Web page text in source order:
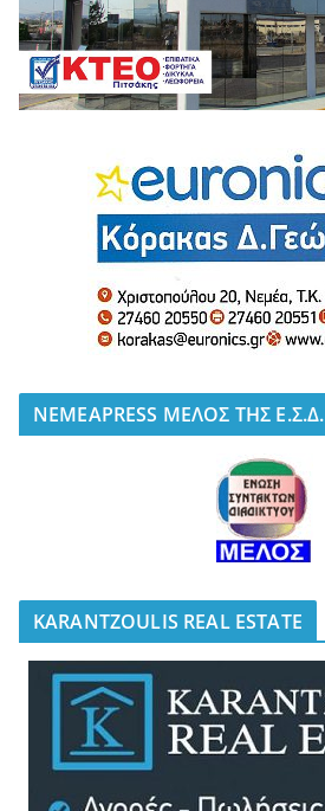
NEMEAPRESS ΜΕΛΟΣ ΤΗΣ Ε.Σ.Δ.
KARANTZOULIS REAL ESTATE